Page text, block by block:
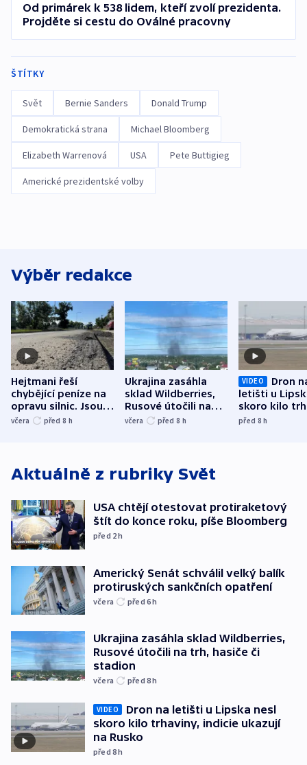
Od primárek k 538 lidem, kteří zvolí prezidenta.
Projděte si cestu do Oválné pracovny
ŠTÍTKY
Svět Bernie Sanders Donald Trump
Demokratická strana Michael Bloomberg
Elizabeth Warrenová USA Pete Buttigieg
Americké prezidentské volby
Výběr redakce
Hejtmani řeší
chybějící peníze na
opravu silnic. Jsou
nenárokové, namítá
včera před 8 h
Ukrajina zasáhla
sklad Wildberries,
Rusové útočili na
trh, hasiče či
včera před 8 h
VIDEO
Dron
letišti u
skoro kilo
indicie
před 8h
Aktuálně z rubriky Svět
USA chtějí otestovat protiraketový
štít do konce roku, píše Bloomberg
před 2h
Americký Senát schválil velký balík
protiruských sankčních opatření
včera před 6h
Ukrajina zasáhla sklad Wildberries,
Rusové útočili na trh, hasiče či
stadion
včera před 8h
VIDEO
Dron na letišti u Lipska nesl
skoro kilo trhaviny, indicie ukazují
na Rusko
před 8h